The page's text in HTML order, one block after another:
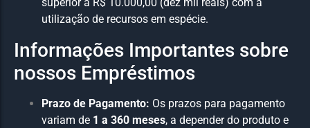
superior a R$ 10.000,00 (dez mil reais) com a
utilização de recursos em espécie.
Informações Importantes sobre
nossos Empréstimos
Prazo de Pagamento: Os prazos para pagamento
variam de 1 a 360 meses, a depender do produto e